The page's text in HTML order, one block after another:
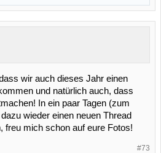
wir auch dieses Jahr einen
und natürlich auch, dass
In ein paar Tagen (zum
wieder einen neuen Thread
freu mich schon auf eure Fotos!
#73